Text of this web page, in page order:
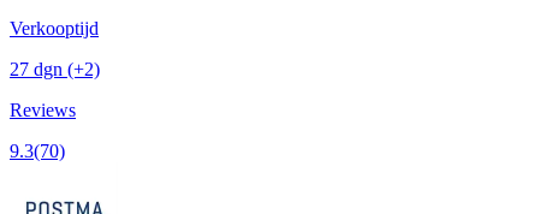
Verkooptijd
27 dgn (+2)
Reviews
9.3(70)